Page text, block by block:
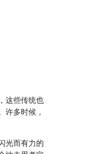
这些传统也
许多时候，
光而有力的